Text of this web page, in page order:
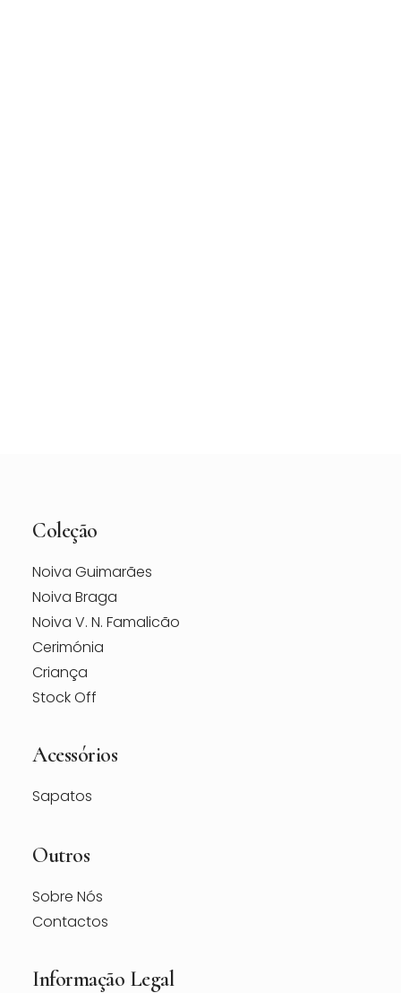
Coleção
Noiva Guimarães
Noiva Braga
Noiva V. N. Famalicão
Cerimónia
Criança
Stock Off
Acessórios
Sapatos
Outros
Sobre Nós
Contactos
Informação Legal